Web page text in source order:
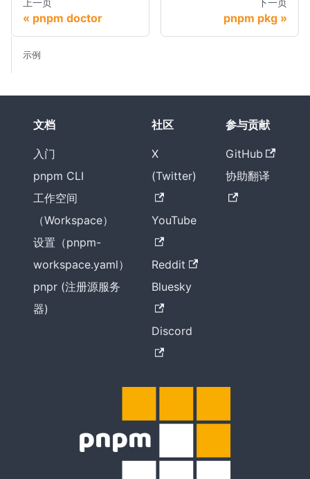
pnpm doctor pnpm pkg
示例
文档
入门
pnpm CLI
工作空间
（Workspace）
设置（pnpm-
workspace.yaml）
pnpr (注册源服务
器)
社区
X
(Twitter)
YouTube
Reddit
Bluesky
Discord
参与贡献
GitHub
协助翻译